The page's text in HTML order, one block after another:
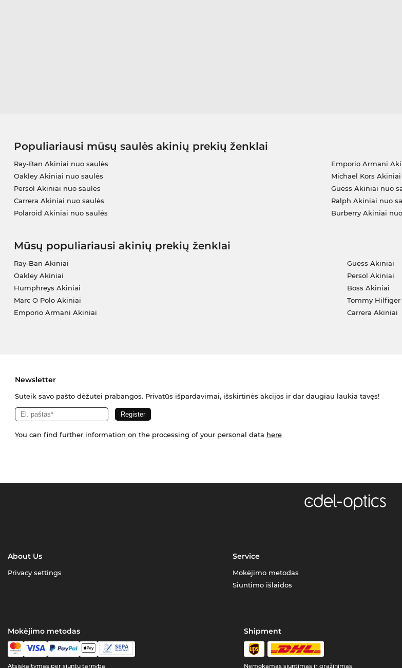
Populiariausi mūsų saulės akinių prekių ženklai
Ray-Ban Akiniai nuo saulės
Oakley Akiniai nuo saulės
Persol Akiniai nuo saulės
Carrera Akiniai nuo saulės
Polaroid Akiniai nuo saulės
Emporio Armani
Michael Kors
Guess Akiniai nuo
Ralph Akiniai nuo
Burberry Akiniai
Mūsų populiariausi akinių prekių ženklai
Ray-Ban Akiniai
Oakley Akiniai
Humphreys Akiniai
Marc O Polo Akiniai
Emporio Armani Akiniai
Guess Akiniai
Persol Akiniai
Boss Akiniai
Tommy
Carrera Akiniai
Newsletter
Suteik savo pašto dėžutei prabangos. Privatūs išpardavimai, išskirtinės akcijos ir dar daugiau laukia tavęs!
You can find further information on the processing of your personal data here
About Us
Privacy settings
Service
Mokėjimo metodas
Siuntimo išlaidos
Mokėjimo metodas
Atsiskaitymas per siuntų tarnybą
Shipment
Nemokamas siuntimas ir grąžinimas